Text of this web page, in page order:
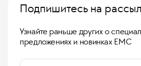
Подпишитесь на
Узнайте раньше других о
предложениях и новинках ЕМС